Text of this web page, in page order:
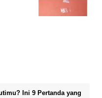
Ini 9 Pertanda yang